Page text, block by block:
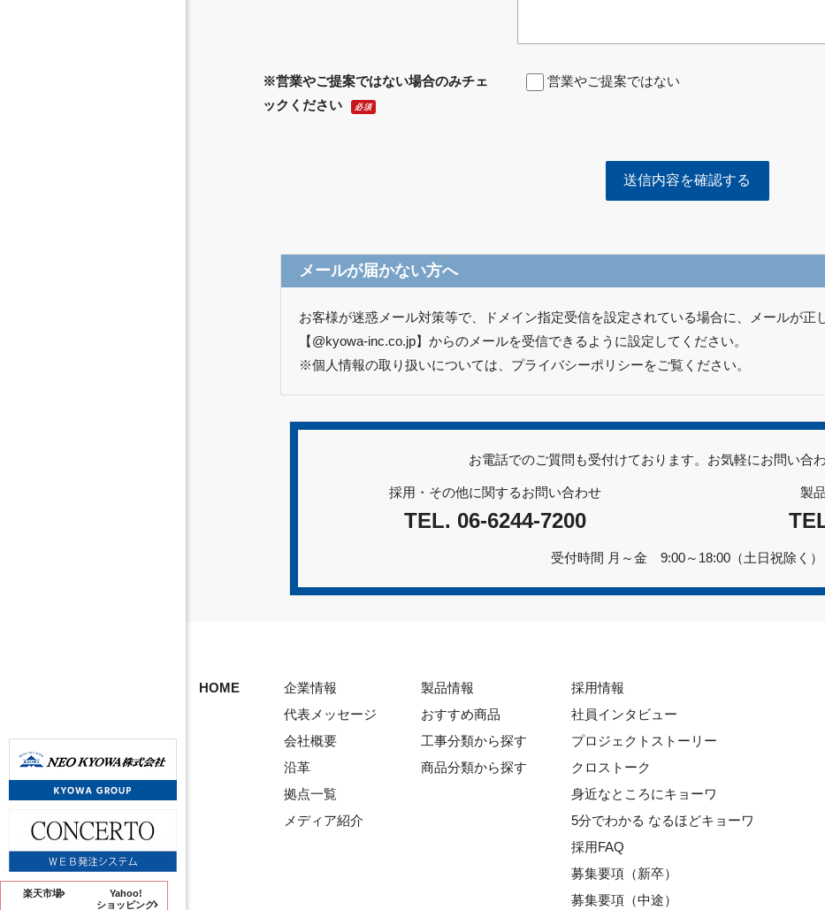
楽天市場
Yahoo!
ショッピング
※営業やご提案ではない場合のみチェ
ックください
必須
営業やご提案ではない
メールが届かない方へ
お客様が迷惑メール対策等で、ドメイン指定受信を設定されている場合に、メールが正
【@kyowa-inc.co.jp】からのメールを受信できるように設定してください。
※個人情報の取り扱いについては、 プライバシーポリシーをご覧ください。
お電話でのご質問も受付けております。お気軽にお問い合わ
採用・その他に関するお問い合わせ
TEL. 06-6244-7200
製
受付時間 月～金 9:00～18:00（土日祝除く）
HOME
企業情報
代表メッセージ
会社概要
沿革
拠点一覧
メディア紹介
製品情報
おすすめ商品
工事分類から探す
商品分類から探す
採用情報
社員インタビュー
プロジェクトストーリー
クロストーク
身近なところにキョーワ
5分でわかる なるほどキョーワ
採用FAQ
募集要項（新卒）
募集要項（中途）